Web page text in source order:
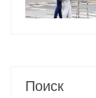
Поиск